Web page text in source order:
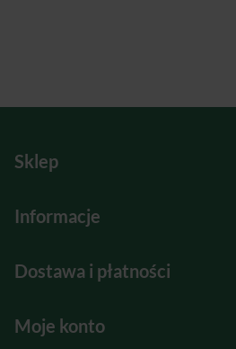
Sklep
Informacje
Dostawa i płatności
Moje konto